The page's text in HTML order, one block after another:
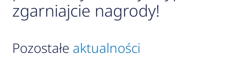
zgarniajcie nagrody!
Pozostałe aktualności